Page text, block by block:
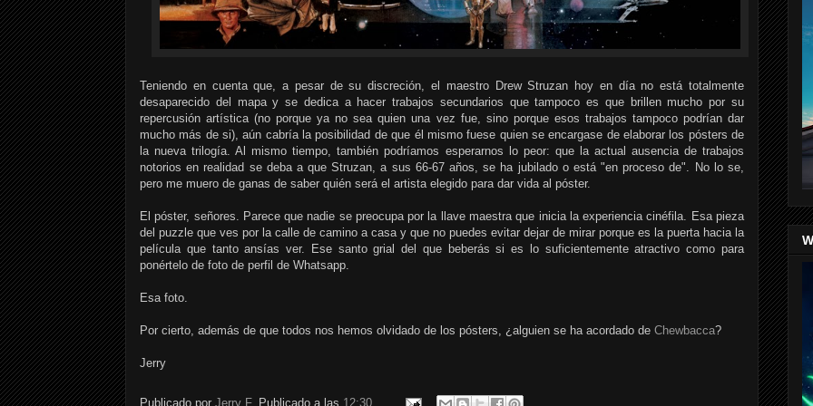
Teniendo en cuenta que, a pesar de su discreción, el maestro Drew Struzan hoy en día no está totalmente
desaparecido del mapa y se dedica a hacer trabajos secundarios que tampoco es que brillen mucho por su
repercusión artística (no porque ya no sea quien una vez fue, sino porque esos trabajos tampoco podrían dar
mucho más de si), aún cabría la posibilidad de que él mismo fuese quien se encargase de elaborar los pósters de
la nueva trilogía. Al mismo tiempo, también podríamos esperarnos lo peor: que la actual ausencia de trabajos
notorios en realidad se deba a que Struzan, a sus 66-67 años, se ha jubilado o está "en proceso de". No lo se,
pero me muero de ganas de saber quién será el artista elegido para dar vida al póster.
El póster, señores. Parece que nadie se preocupa por la llave maestra que inicia la experiencia cinéfila. Esa pieza
del puzzle que ves por la calle de camino a casa y que no puedes evitar dejar de mirar porque es la puerta hacia la
película que tanto ansías ver. Ese santo grial del que beberás si es lo suficientemente atractivo como para
ponértelo de foto de perfil de Whatsapp.
Esa foto.
Por cierto, además de que todos nos hemos olvidado de los pósters, ¿alguien se ha acordado de Chewbacca?
Jerry
Publicado por Jerry F. Publicado a las 12:30